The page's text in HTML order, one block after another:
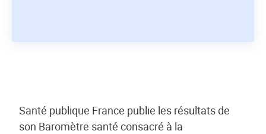
Santé publique France publie les résultats de
son Baromètre santé consacré à la